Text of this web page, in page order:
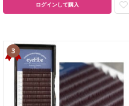
ログインして購入
3